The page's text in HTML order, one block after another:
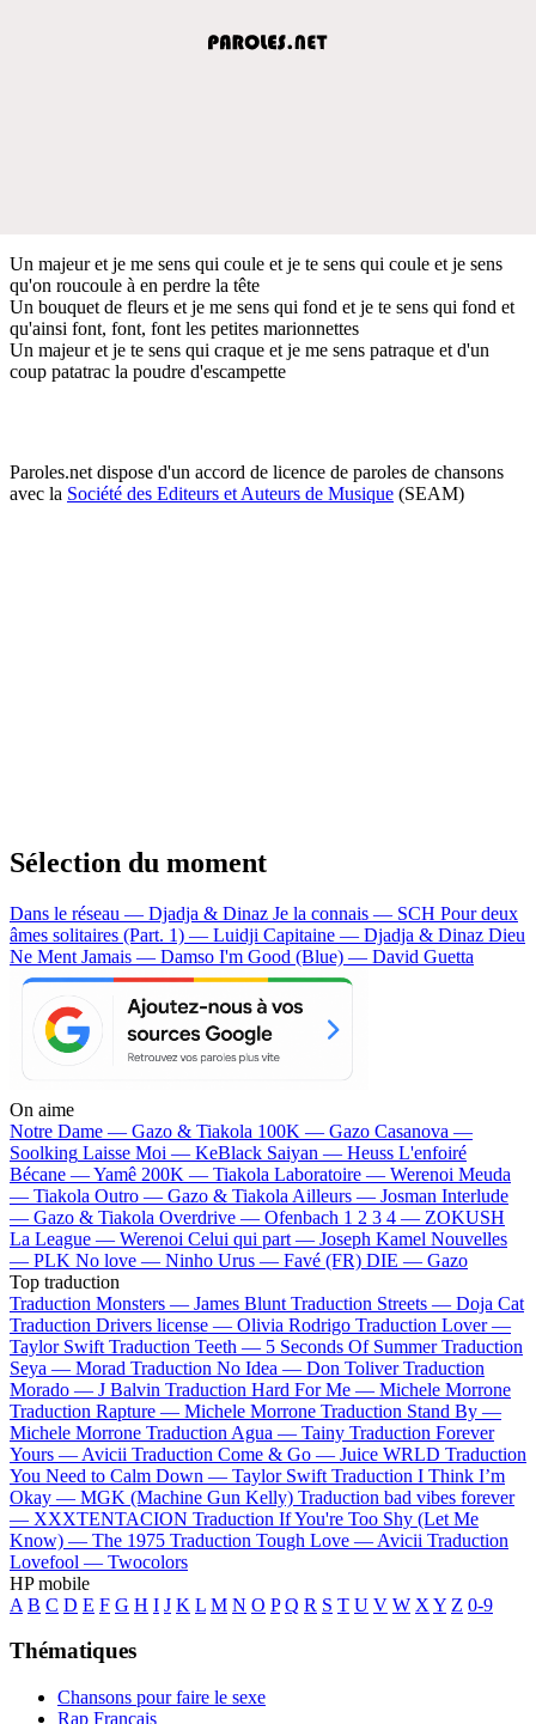
Un majeur et je me sens qui coule et je te sens qui coule et je sens
qu'on roucoule à en perdre la tête
Un bouquet de fleurs et je me sens qui fond et je te sens qui fond et
qu'ainsi font, font, font les petites marionnettes
Un majeur et je te sens qui craque et je me sens patraque et d'un
coup patatrac la poudre d'escampette
Paroles.net dispose d'un accord de licence de paroles de chansons
avec la Société des Editeurs et Auteurs de Musique (SEAM)
Sélection du moment
Dans le réseau — Djadja & Dinaz Je la connais — SCH Pour deux
âmes solitaires (Part. 1) — Luidji Capitaine — Djadja & Dinaz Dieu
Ne Ment Jamais — Damso I'm Good (Blue) — David Guetta
On aime
Notre Dame — Gazo & Tiakola 100K — Gazo Casanova —
Soolking Laisse Moi — KeBlack Saiyan — Heuss L'enfoiré
Bécane —Yamê 200K — Tiakola Laboratoire — Werenoi Meuda
— Tiakola Outro — Gazo & Tiakola Ailleurs — Josman Interlude
— Gazo & Tiakola Overdrive — Ofenbach 1 2 3 4 — ZOKUSH
La League — Werenoi Celui qui part — Joseph Kamel Nouvelles
— PLK No love — Ninho Urus — Favé (FR) DIE — Gazo
Top traduction
Traduction Monsters — James Blunt Traduction Streets — Doja Cat
Traduction Drivers license — Olivia Rodrigo Traduction Lover —
Taylor Swift Traduction Teeth — 5 Seconds Of Summer Traduction
Seya — Morad Traduction No Idea — Don Toliver Traduction
Morado — J Balvin Traduction Hard For Me — Michele Morrone
Traduction Rapture — Michele Morrone Traduction Stand By —
Michele Morrone Traduction Agua — Tainy Traduction Forever
Yours — Avicii Traduction Come & Go — Juice WRLD Traduction
You Need to Calm Down — Taylor Swift Traduction I Think I’m
Okay — MGK (Machine Gun Kelly) Traduction bad vibes forever
— XXXTENTACION Traduction If You're Too Shy (Let Me
Know) — The 1975 Traduction Tough Love — Avicii Traduction
Lovefool — Twocolors
HP mobile
A B C D E F G H I J K L M N O P Q R S T U V W X Y Z 0-9
Thématiques
Chansons pour faire le sexe
Rap Français